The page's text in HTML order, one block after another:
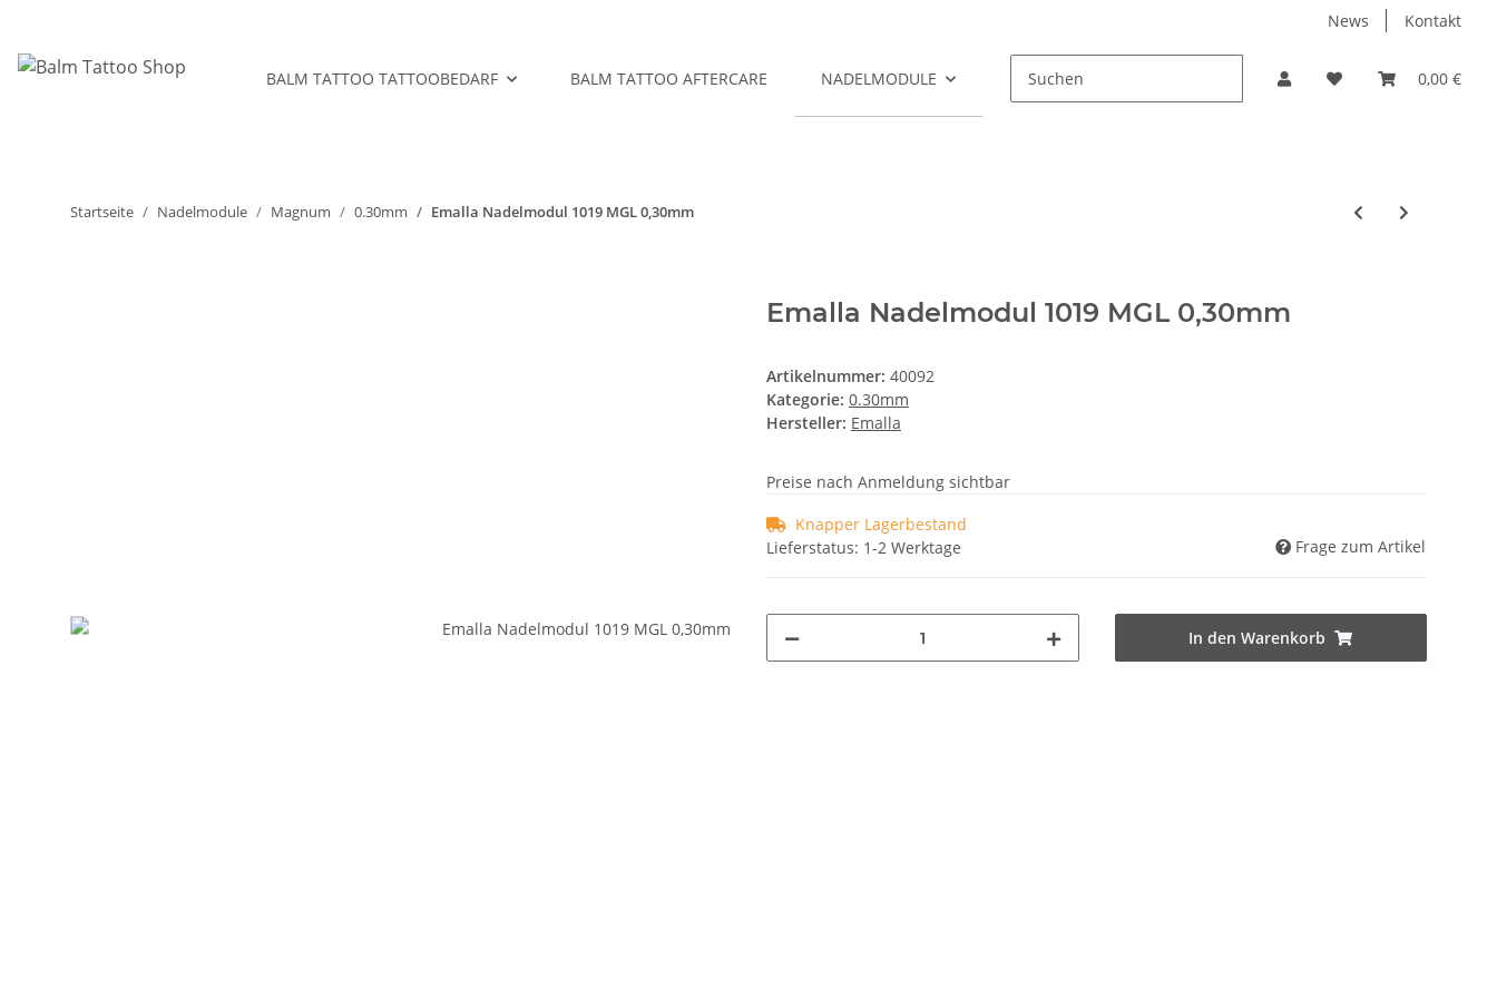
News Kontakt
0,00 €
BALM TATTOO TATTOOBEDARF BALM TATTOO AFTERCARE NADELMODULE PROMO
Startseite Nadelmodule Magnum 0.30mm Emalla Nadelmodul 1019 MGL 0,30mm
Emalla Nadelmodul 1019 MGL 0,30mm
Artikelnummer: 40092
Kategorie: 0.30mm
Hersteller: Emalla
Preise nach Anmeldung sichtbar
Knapper Lagerbestand
Lieferstatus: 1-2 Werktage
Frage zum Artikel
In den Warenkorb